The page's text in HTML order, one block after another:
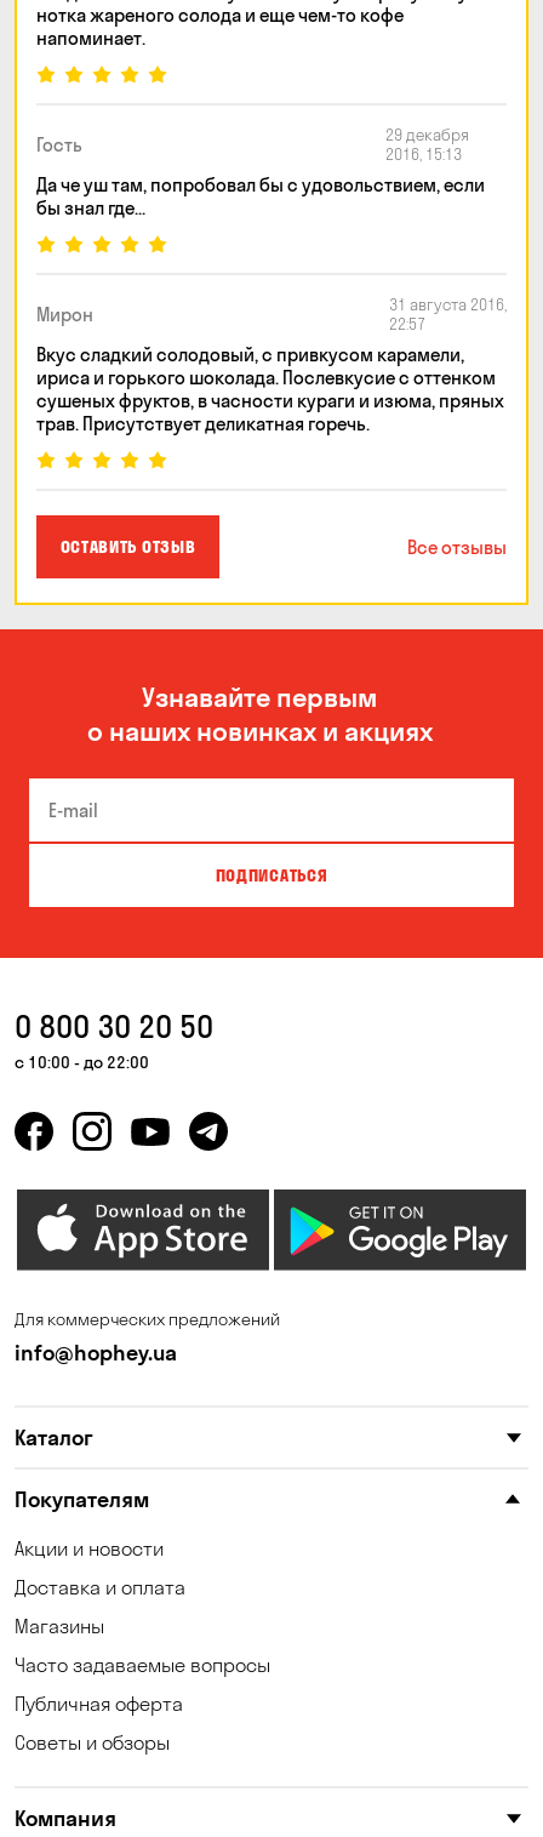
нотка жареного солода и еще чем-то кофе
напоминает.
Гость
29 декабря
2016, 15:13
Да че уш там, попробовал бы с удовольствием, если
бы знал где...
Мирон
31 августа 2016,
22:57
Вкус сладкий солодовый, с привкусом карамели,
ириса и горького шоколада. Послевкусие с оттенком
сушеных фруктов, в часности кураги и изюма, пряных
трав. Присутствует деликатная горечь.
ОСТАВИТЬ ОТЗЫВ Все отзывы
Узнавайте первым
о наших новинках и акциях
ПОДПИСАТЬСЯ
0 800 30 20 50
с 10:00 - до 22:00
Для коммерческих предложений
info@hophey.ua
Каталог
Покупателям
Акции и новости
Доставка и оплата
Магазины
Часто задаваемые вопросы
Публичная оферта
Советы и обзоры
Компания